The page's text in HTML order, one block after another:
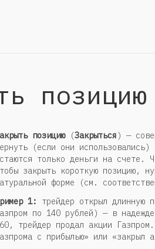
позицию
позицию(Закрыться) —
(если они
только деньги на счете.
закрыть короткую позицию,
форме (см.
1:
трейдер открыл длинную
по 140 рублей) — в
трейдер продал акции
с прибылью» или «закрыл